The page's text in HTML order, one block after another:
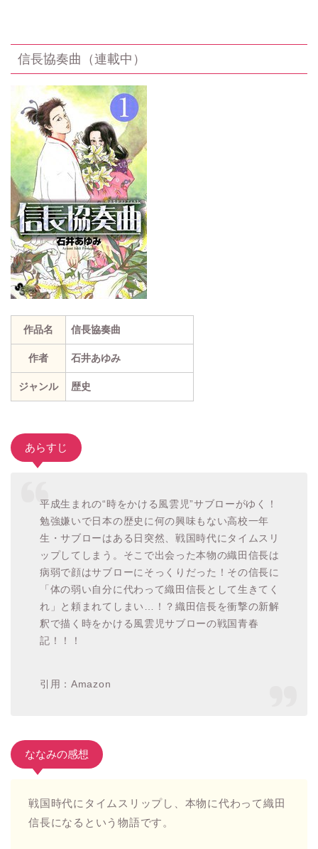
信長協奏曲（連載中）
作品名 信長協奏曲
作者 石井あゆみ
ジャンル 歴史
あらすじ
平成生まれの“時をかける風雲児”サブローがゆく！
勉強嫌いで日本の歴史に何の興味もない高校一年
生・サブローはある日突然、戦国時代にタイムスリ
ップしてしまう。そこで出会った本物の織田信長は
病弱で顔はサブローにそっくりだった！その信長に
「体の弱い自分に代わって織田信長として生きてく
れ」と頼まれてしまい…！？織田信長を衝撃の新解
釈で描く時をかける風雲児サブローの戦国青春
記！！！
引用：Amazon
ななみの感想
戦国時代にタイムスリップし、本物に代わって織田
信長になるという物語です。